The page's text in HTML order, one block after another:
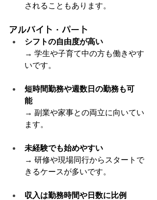
されることもあります。
アルバイト・パート
シフトの自由度が高い
→ 学生や子育て中の方も働きやす
いです。
短時間勤務や週数日の勤務も可
能
→ 副業や家事との両立に向いてい
ます。
未経験でも始めやすい
→ 研修や現場同行からスタートで
きるケースが多いです。
収入は勤務時間や日数に比例